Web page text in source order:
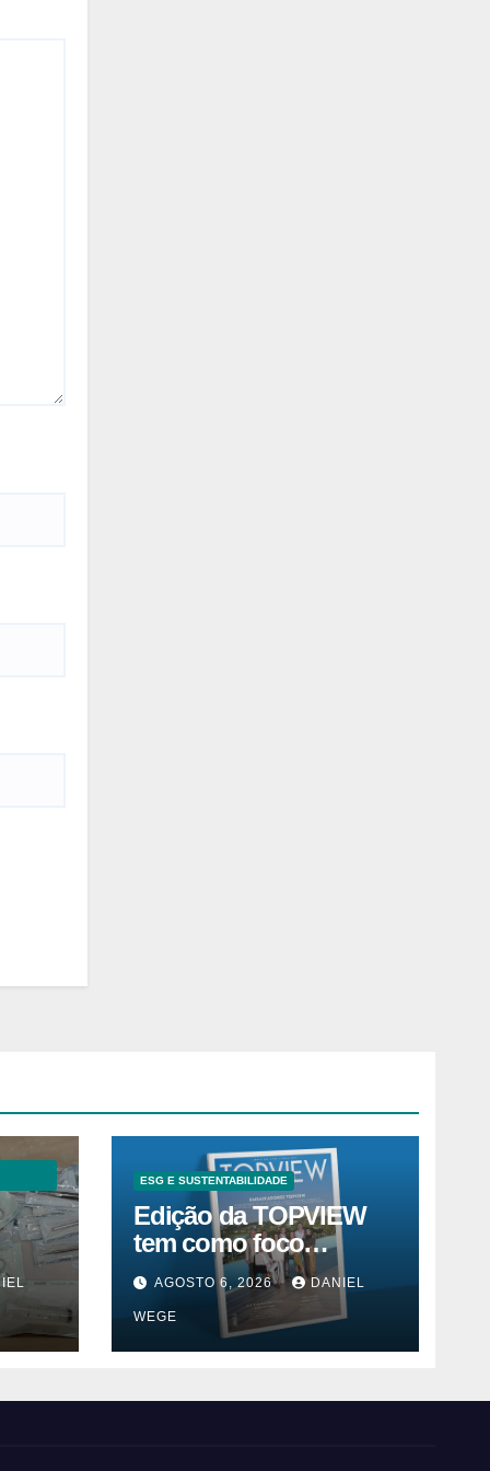
ESG E SUSTENTABILIDADE
Edição da TOPVIEW
tem como foco
inovação, educação e
ESG
AGOSTO 6, 2026 DANIEL
WEGE